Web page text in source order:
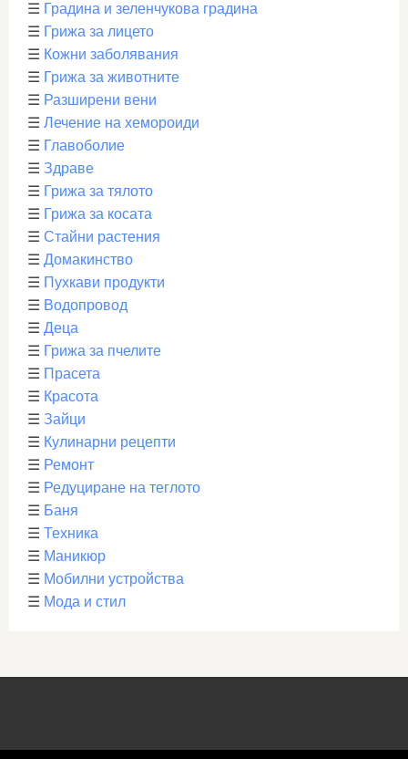
☰ Градина и зеленчукова градина
☰ Грижа за лицето
☰ Кожни заболявания
☰ Грижа за животните
☰ Разширени вени
☰ Лечение на хемороиди
☰ Главоболие
☰ Здраве
☰ Грижа за тялото
☰ Грижа за косата
☰ Стайни растения
☰ Домакинство
☰ Пухкави продукти
☰ Водопровод
☰ Деца
☰ Грижа за пчелите
☰ Прасета
☰ Красота
☰ Зайци
☰ Кулинарни рецепти
☰ Ремонт
☰ Редуциране на теглото
☰ Баня
☰ Техника
☰ Маникюр
☰ Мобилни устройства
☰ Мода и стил